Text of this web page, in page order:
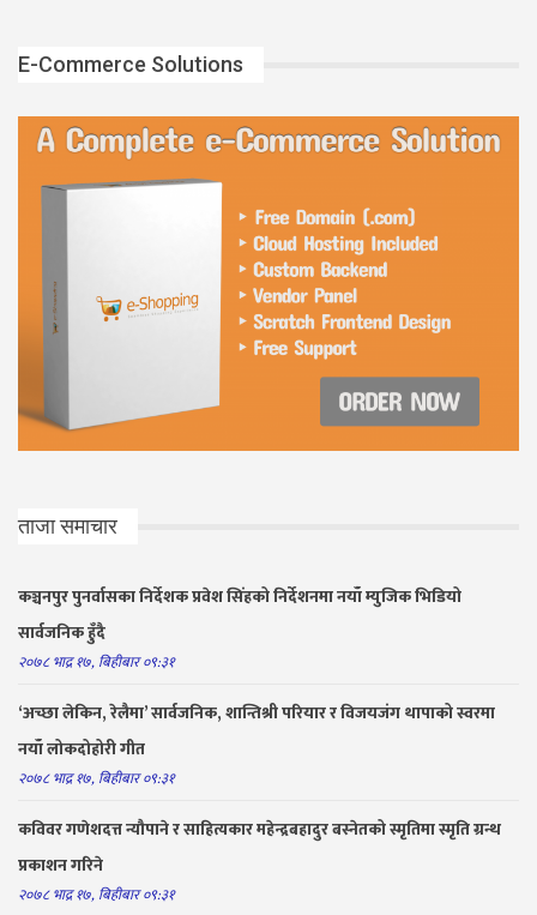
E-Commerce Solutions
ताजा समाचार
कञ्चनपुर पुनर्वासका निर्देशक प्रवेश सिंहको निर्देशनमा नयाँ म्युजिक भिडियो
सार्वजनिक हुँदै
२०७८ भाद्र १७, बिहीबार ०९:३१
‘अच्छा लेकिन, रेलैमा’ सार्वजनिक, शान्तिश्री परियार र विजयजंग थापाको स्वरमा
नयाँ लोकदोहोरी गीत
२०७८ भाद्र १७, बिहीबार ०९:३१
कविवर गणेशदत्त न्यौपाने र साहित्यकार महेन्द्रबहादुर बस्नेतको स्मृतिमा स्मृति ग्रन्थ
प्रकाशन गरिने
२०७८ भाद्र १७, बिहीबार ०९:३१